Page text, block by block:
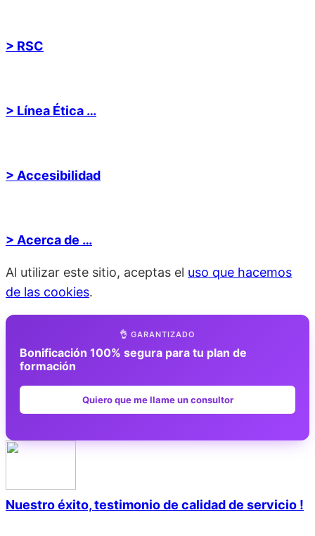
> RSC
> Línea Ética …
> Accesibilidad
> Acerca de …
Al utilizar este sitio, aceptas el uso que hacemos
de las cookies.
👌 GARANTIZADO
Bonificación 100% segura para tu plan de
formación
Quiero que me llame un consultor
Nuestro éxito, testimonio de calidad de servicio !